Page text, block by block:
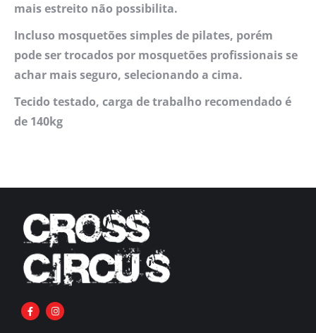
mais estreito não possibilita.
Incluso mosquetões simples de pilates, porém
pode ser trocados por mosquetões profissionais se
achar mais seguro, selecionando a cima.
Tecido testado, carga de trabalho recomendado é
de 140kg